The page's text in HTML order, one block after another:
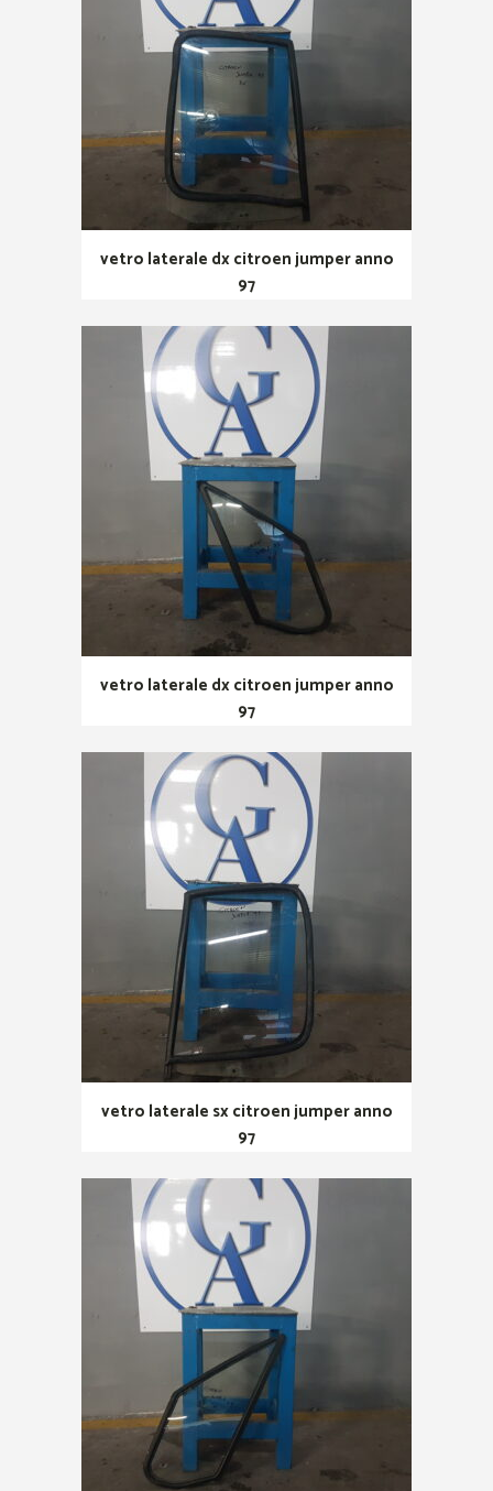
vetro laterale dx citroen jumper anno
97
vetro laterale dx citroen jumper anno
97
vetro laterale sx citroen jumper anno
97